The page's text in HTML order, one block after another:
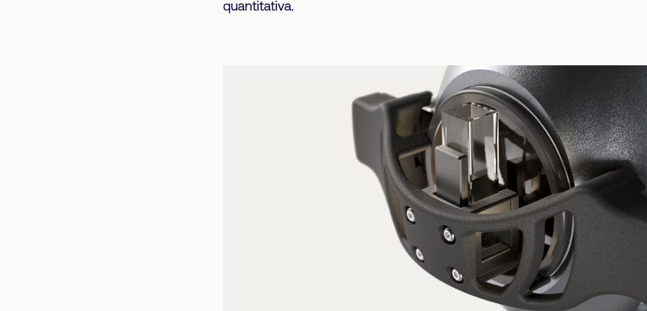
quantitativa.